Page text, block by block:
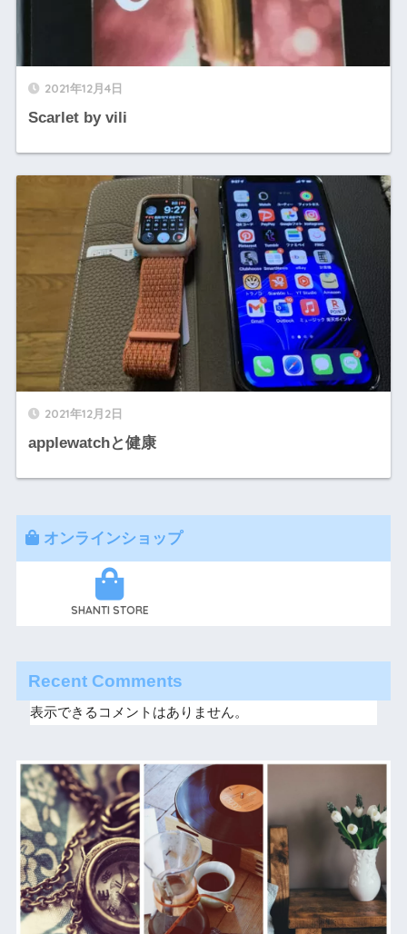
2021年12月4日
Scarlet by vili
2021年12月2日
applewatchと健康
オンラインショップ
SHANTI STORE
Recent Comments
表示できるコメントはありません。